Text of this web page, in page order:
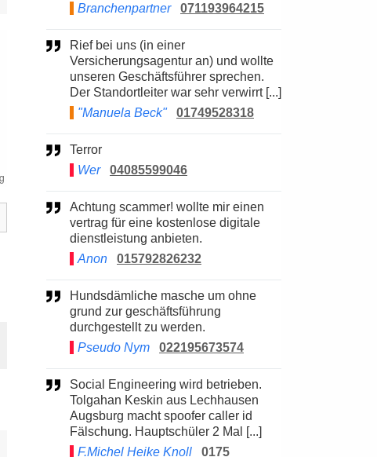
Branchenpartner
071193964215
Rief bei uns (in einer
Versicherungsagentur an) und wollte
unseren Geschäftsführer sprechen.
Der Standortleiter war sehr verwirrt [...]
"Manuela Beck"
01749528318
Terror
Wer
04085599046
Achtung scammer! wollte mir einen
vertrag für eine kostenlose digitale
dienstleistung anbieten.
Anon
015792826232
Hundsdämliche masche um ohne
grund zur geschäftsführung
durchgestellt zu werden.
Pseudo Nym
022195673574
Social Engineering wird betrieben.
Tolgahan Keskin aus Lechhausen
Augsburg macht spoofer caller id
Fälschung. Hauptschüler 2 Mal [...]
F.Michel Heike Knoll
0175